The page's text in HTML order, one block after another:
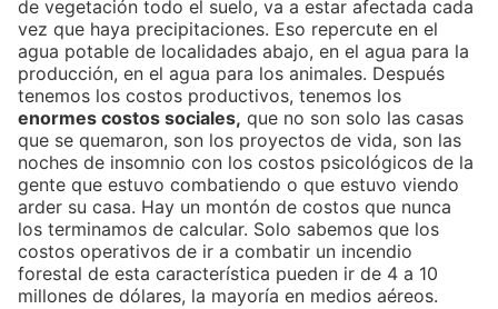
de vegetación todo el suelo, va a estar afectada cada
vez que haya precipitaciones. Eso repercute en el
agua potable de localidades abajo, en el agua para la
producción, en el agua para los animales. Después
tenemos los costos productivos, tenemos los
enormes costos sociales, que no son solo las casas
que se quemaron, son los proyectos de vida, son las
noches de insomnio con los costos psicológicos de la
gente que estuvo combatiendo o que estuvo viendo
arder su casa. Hay un montón de costos que nunca
los terminamos de calcular. Solo sabemos que los
costos operativos de ir a combatir un incendio
forestal de esta característica pueden ir de 4 a 10
millones de dólares, la mayoría en medios aéreos.